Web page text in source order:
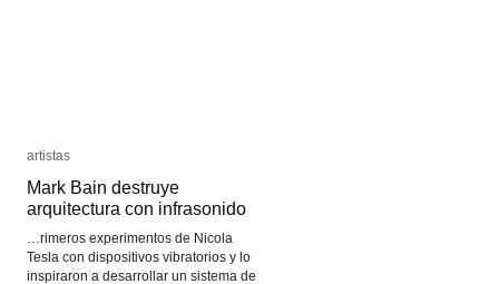
artistas
Mark Bain destruye
arquitectura con infrasonido
…rimeros experimentos de Nicola
Tesla con dispositivos vibratorios y lo
inspiraron a desarrollar un sistema de
artistas
Mark Bain destruye arquitectura con
infrasonido